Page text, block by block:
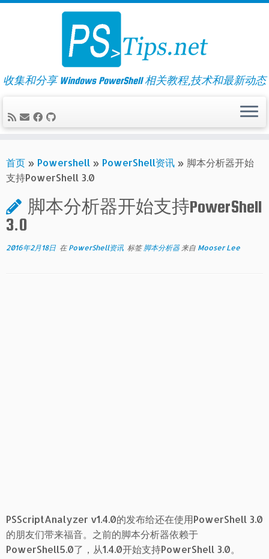
Skip
收集和分享 Windows PowerShell 相关教程,技术和最新动态
首页 » Powershell » PowerShell资讯 » 脚本分析器开始
支持PowerShell 3.0
脚本分析器开始支持PowerShell
3.0
2016年2月18日 在 PowerShell资讯 标签脚本分析器 来自 Mooser Lee
PSScriptAnalyzer v1.4.0的发布给还在使用PowerShell 3.0
的朋友们带来福音。之前的脚本分析器依赖于
PowerShell5.0了，从1.4.0开始支持PowerShell 3.0。